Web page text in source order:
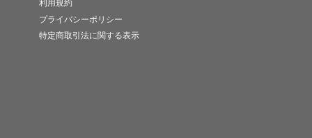
利用規約
プライバシーポリシー
特定商取引法に関する表示